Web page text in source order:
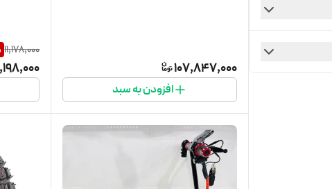
107,847,000
افزودن به سبد
11,178,000